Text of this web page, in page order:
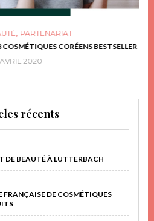
, PARTENARIAT
CORÉENS BESTSELLER
AVRIL 2020
récents
DE BEAUTÉ À LUTTERBACH
FRANÇAISE DE COSMÉTIQUES